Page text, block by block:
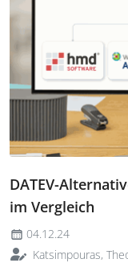
DATEV-
im Vergleich
04.12.24
Katsimpouras,